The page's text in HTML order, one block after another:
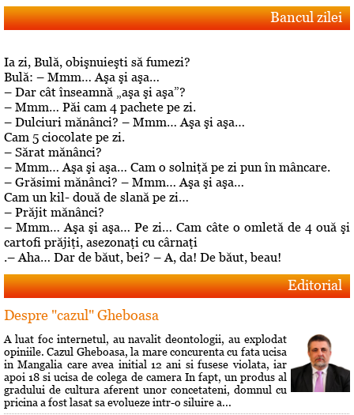
Bancul zilei
Ia zi, Bulă, obişnuieşti să fumezi?
Bulă: – Mmm… Aşa şi aşa…
– Dar cât înseamnă „aşa şi aşa”?
– Mmm… Păi cam 4 pachete pe zi.
– Dulciuri mănânci? – Mmm… Aşa şi aşa…
Cam 5 ciocolate pe zi.
– Sărat mănânci?
– Mmm… Aşa şi aşa… Cam o solniţă pe zi pun în mâncare.
– Grăsimi mănânci? – Mmm… Aşa şi aşa…
Cam un kil- două de slană pe zi…
– Prăjit mănânci?
– Mmm… Aşa şi aşa… Pe zi… Cam câte o omletă de 4 ouă şi
cartofi prăjiţi, asezonaţi cu cârnaţi
.– Aha… Dar de băut, bei? – A, da! De băut, beau!
Editorial
Despre "cazul" Gheboasa
A luat foc internetul, au navalit deontologii, au explodat
opiniile. Cazul Gheboasa, la mare concurenta cu fata ucisa
in Mangalia care avea initial 12 ani si fusese violata, iar
apoi 18 si ucisa de colega de camera In fapt, un produs al
gradului de cultura aferent unor concetateni, domnul cu
pricina a fost lasat sa evolueze intr-o siluire a...